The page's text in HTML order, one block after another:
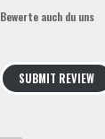
Bewerte auch du uns
SUBMIT REVIEW